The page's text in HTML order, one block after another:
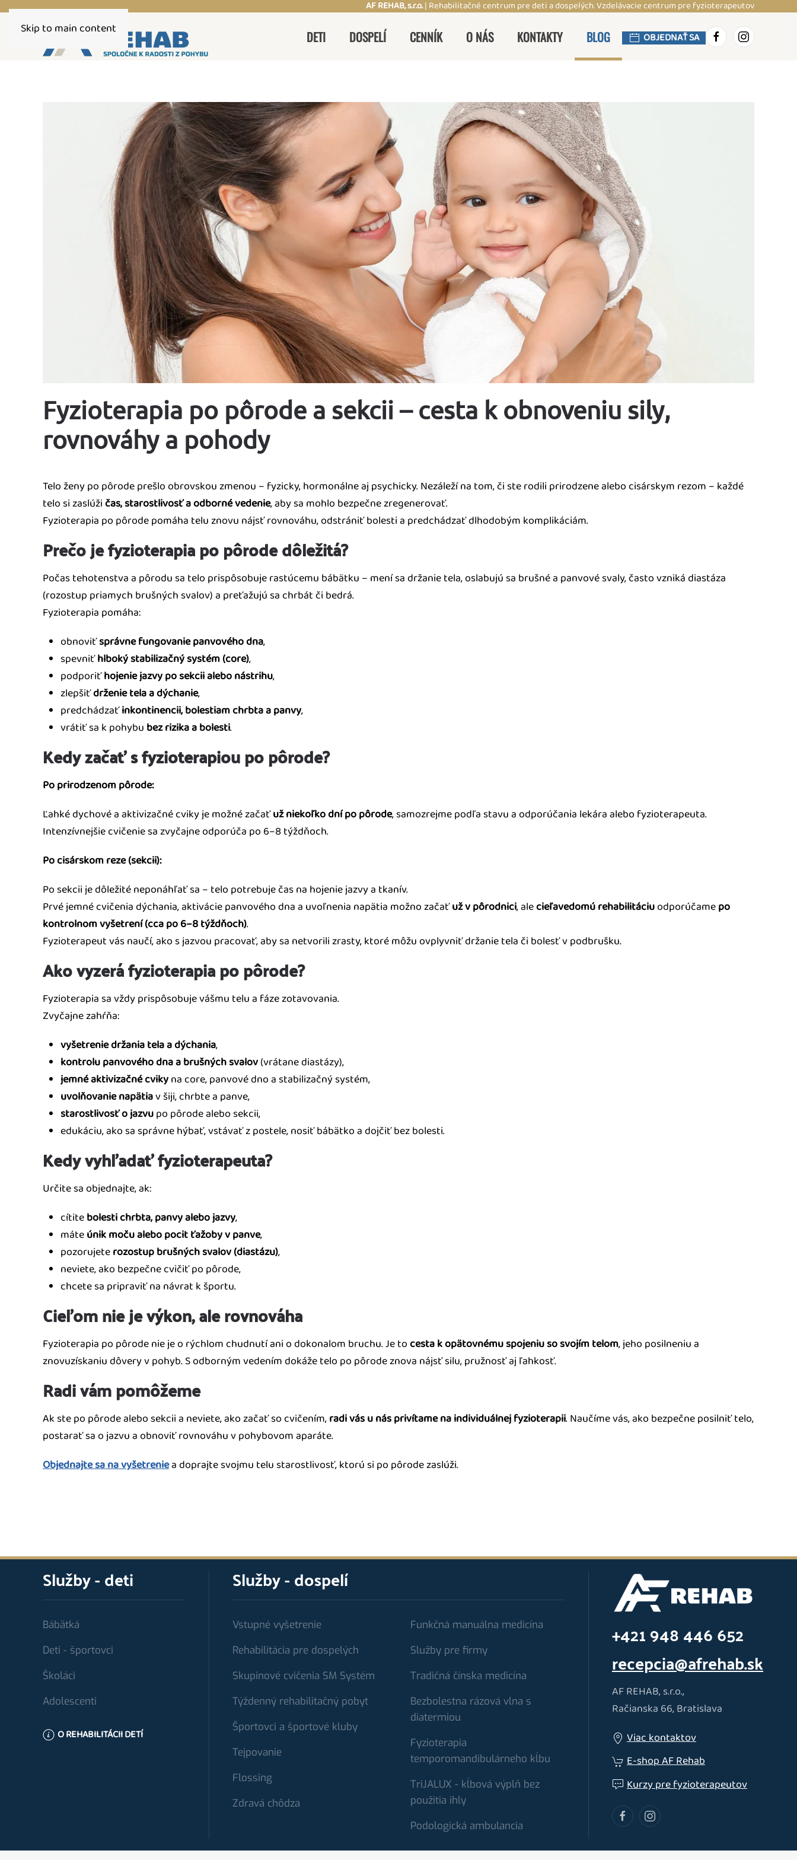
Skip to main content
AF REHAB, s.r.o.| Rehabilitačné centrum pre deti a dospelých. Vzdelávacie centrum pre fyzioterapeutov
DETI DOSPELÍ CENNÍK O NÁS KONTAKTY BLOG OBJEDNAŤ SA
Fyzioterapia po pôrode a sekcii – cesta k obnoveniu sily,
rovnováhy a pohody
Telo ženy po pôrode prešlo obrovskou zmenou – fyzicky, hormonálne aj psychicky. Nezáleží na tom, či ste rodili prirodzene alebo cisárskym rezom – každé
telo si zaslúžičas, starostlivosť a odborné vedenie, aby sa mohlo bezpečne zregenerovať.
Fyzioterapia po pôrode pomáha telu znovu nájsť rovnováhu, odstrániť bolesti a predchádzať dlhodobým komplikáciám.
Prečo je fyzioterapia po pôrode dôležitá?
Počas tehotenstva a pôrodu sa telo prispôsobuje rastúcemu bábätku – mení sa držanie tela, oslabujú sa brušné a panvové svaly, často vzniká diastáza
(rozostup priamych brušných svalov) a preťažujú sa chrbát či bedrá.
Fyzioterapia pomáha:
obnoviťsprávne fungovanie panvového dna,
spevniťhlboký stabilizačný systém (core),
podporiťhojenie jazvy po sekcii alebo nástrihu,
zlepšiťdrženie tela a dýchanie,
predchádzaťinkontinencii, bolestiam chrbta a panvy,
vrátiť sa k pohybu bez rizika a bolesti.
Kedy začať s fyzioterapiou po pôrode?
Po prirodzenom pôrode:
Ľahké dychové a aktivizačné cviky je možné začaťuž niekoľko dní po pôrode, samozrejme podľa stavu a odporúčania lekára alebo fyzioterapeuta.
Intenzívnejšie cvičenie sa zvyčajne odporúča po 6–8 týždňoch.
Po cisárskom reze (sekcii):
Po sekcii je dôležité neponáhľať sa – telo potrebuje čas na hojenie jazvy a tkanív.
Prvé jemné cvičenia dýchania, aktivácie panvového dna a uvoľnenia napätia možno začaťuž v pôrodnici, alecieľavedomú rehabilitáciuodporúčamepo
kontrolnom vyšetrení (cca po 6–8 týždňoch).
Fyzioterapeut vás naučí, ako s jazvou pracovať, aby sa netvorili zrasty, ktoré môžu ovplyvniť držanie tela či bolesť v podbrušku.
Ako vyzerá fyzioterapia po pôrode?
Fyzioterapia sa vždy prispôsobuje vášmu telu a fáze zotavovania.
Zvyčajne zahŕňa:
vyšetrenie držania tela a dýchania,
kontrolu panvového dna a brušných svalov(vrátane diastázy),
jemné aktivizačné cvikyna core, panvové dno a stabilizačný systém,
uvolňovanie napätiav šiji, chrbte a panve,
starostlivosť o jazvupo pôrode alebo sekcii,
edukáciu, ako sa správne hýbať, vstávať z postele, nosiť bábätko a dojčiť bez bolesti.
Kedy vyhľadať fyzioterapeuta?
Určite sa objednajte, ak:
cítitebolesti chrbta, panvy alebo jazvy,
máteúnik moču alebo pocit ťažoby v panve,
pozorujeterozostup brušných svalov (diastázu),
neviete, ako bezpečne cvičiť po pôrode,
chcete sa pripraviť na návrat k športu.
Cieľom nie je výkon, ale rovnováha
Fyzioterapia po pôrode nie je o rýchlom chudnutí ani o dokonalom bruchu. Je tocesta k opätovnému spojeniu so svojím telom, jeho posilneniu a
znovuzískaniu dôvery v pohyb. S odborným vedením dokáže telo po pôrode znova nájsť silu, pružnosť aj ľahkosť.
Radi vám pomôžeme
Ak ste po pôrode alebo sekcii a neviete, ako začať so cvičením,radi vás u nás privítame na individuálnej fyzioterapii. Naučíme vás, ako bezpečne posilniť telo,
postarať sa o jazvu a obnoviť rovnováhu v pohybovom aparáte.
Objednajte sa na vyšetreniea doprajte svojmu telu starostlivosť, ktorú si po pôrode zaslúži.
Služby - deti
Bábätká
Deti - športovci
Školáci
Adolescenti
O REHABILITÁCII DETÍ
Služby - dospelí
Vstupné vyšetrenie
Rehabilitácia pre dospelých
Skupinové cvičenia SM Systém
Týždenný rehabilitačný pobyt
Športovci a športové kluby
Tejpovanie
Flossing
Zdravá chôdza
Funkčná manuálna medicína
Služby pre firmy
Tradičná čínska medicína
Bezbolestna rázová vlna s
diatermiou
Fyzioterapia
temporomandibulárneho kĺbu
TriJALUX - kĺbová výplň bez
použitia ihly
Podologická ambulancia
+421 948 446 652
recepcia@afrehab.sk
AF REHAB, s.r.o.,
Račianska 66, Bratislava
Viac kontaktov
E-shop AF Rehab
Kurzy pre fyzioterapeutov